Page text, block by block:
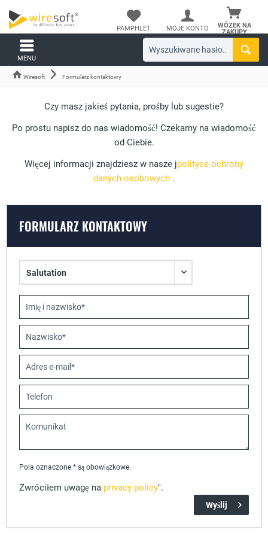
WÓZEK NA
ZAKUPY
PAMPHLET MOJE KONTO
MENU
Wiresoft Formularz kontaktowy
Czy masz jakieś pytania, prośby lub sugestie?
Po prostu napisz do nas wiadomość! Czekamy na wiadomość
od Ciebie.
Więcej informacji znajdziesz w nasze jpolityce ochrony
danych osobowych .
FORMULARZ KONTAKTOWY
Pola oznaczone * są obowiązkowe.
Zwróciłem uwagę na privacy policy".
Wyślij